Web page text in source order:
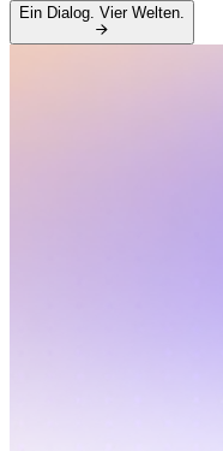
Ein Dialog. Vier Welten.